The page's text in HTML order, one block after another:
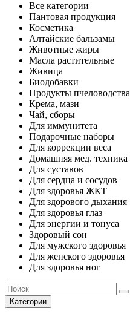
Все категории
Пантовая продукция
Косметика
Алтайские бальзамы
Животные жиры
Масла растительные
Живица
Биодобавки
Продукты пчеловодства
Крема, мази
Чай, сборы
Для иммунитета
Подарочные наборы
Для коррекции веса
Домашняя мед. техника
Для суставов
Для сердца и сосудов
Для здоровья ЖКТ
Для здорового дыхания
Для здоровья глаз
Для энергии и тонуса
Здоровый сон
Для мужского здоровья
Для женского здоровья
Для здоровья ног
Категории